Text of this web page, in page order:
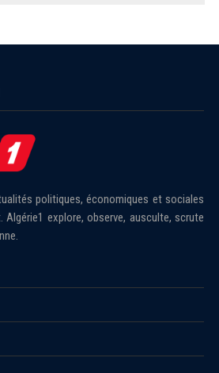
politiques, économiques et sociales
explore, observe, ausculte, scrute